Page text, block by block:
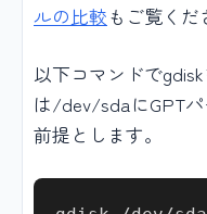
ルの比較もご覧くだ
以下コマンドで
は/dev/sdaにGPT
前提とします。